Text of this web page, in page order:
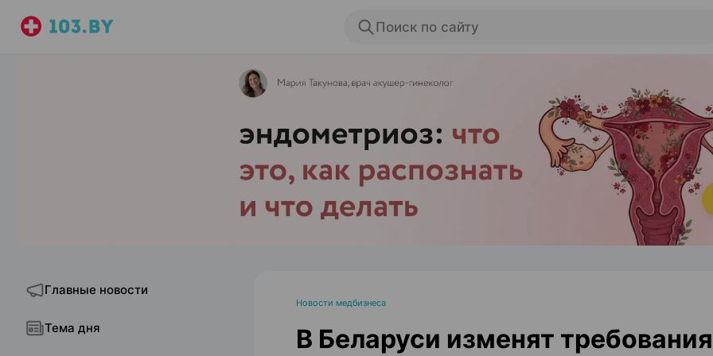
Поиск по сайту
ЭФФЕКТИВНАЯ РЕКЛАМА НА САЙТЕ
Главные новости
Тема дня
Новости медбизнеса
В Беларуси изменят